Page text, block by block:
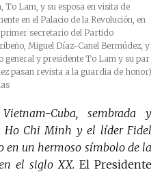
To Lam, y su esposa en visita de
en el Palacio de la Revolución, en
secretario del Partido
Miguel Díaz-Canel Bermúdez, y
general y presidente To Lam y su par
pasan revista a la guardia de honor)
Cuba, sembrada y
Ho Chi Minh y el líder Fidel
en un hermoso símbolo de la
el siglo XX. El Presidente